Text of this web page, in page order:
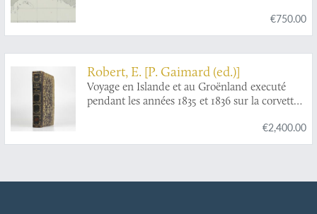
€750.00
Robert, E. [P. Gaimard (ed.)]
Voyage en Islande et au Groënland executé
pendant les années 1835 et 1836 sur la corvette
découvrir les traces de La Lilloise. Publié par
Scientifique d'Islande et de Groënland.
€2,400.00